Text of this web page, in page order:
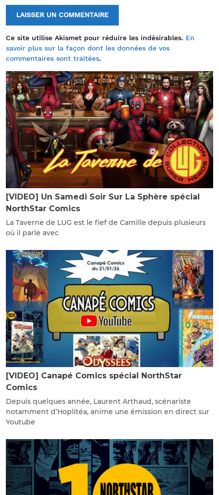
Ce site utilise Akismet pour réduire les indésirables. En
savoir plus sur la façon dont les données de vos
commentaires sont traitées.
[VIDEO] Un Samedi Soir Sur La Sphère spécial
NorthStar Comics
La Taverne de LUG est le fief de Camille depuis plusieurs
où il parle avec
[VIDEO] Canapé Comics spécial NorthStar
Comics
Depuis quelques année, Laurent Arthaud, scénariste
notamment d’Hoplitéa, anime une émission en direct sur
Youtube